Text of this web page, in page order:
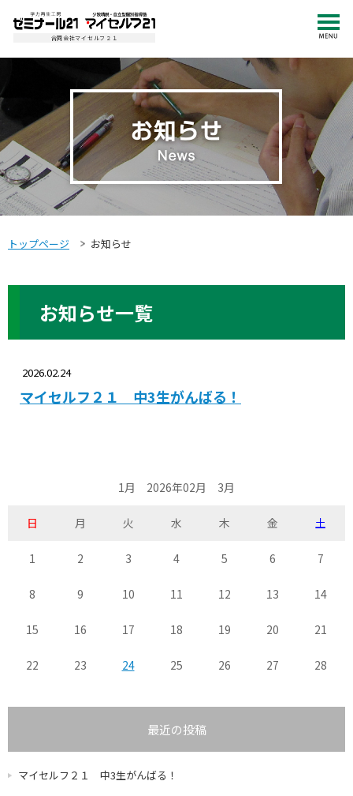
合同会社マイセルフ２１
トップページ お知らせ
お知らせ一覧
2026.02.24
マイセルフ２１ 中3生がんばる！
1月 2026年02月 3月
日 月 火 水 木 金 土
1 2 3 4 5 6 7
8 9 10 11 12 13 14
15 16 17 18 19 20 21
22 23 24 25 26 27 28
最近の投稿
マイセルフ２１ 中3生がんばる！